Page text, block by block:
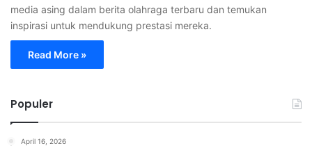
media asing dalam berita olahraga terbaru dan temukan
inspirasi untuk mendukung prestasi mereka.
Read More »
Populer
April 16, 2026